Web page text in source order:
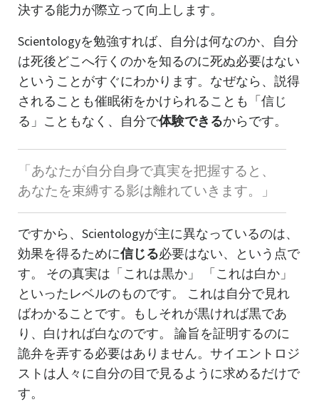
決する能力が際立って向上します。
Scientologyを勉強すれば、自分は何なのか、自分
は死後どこへ行くのかを知るのに死ぬ必要はない
ということがすぐにわかります。なぜなら、説得
されることも催眠術をかけられることも「信じ
る」こともなく、自分で体験できるからです。
「 あなたが自分自身で真実を把握すると、
あなたを束縛する影は離れていきます。
」
ですから、Scientologyが主に異なっているのは、
効果を得るために信じる必要はない、という点で
す。 その真実は「これは黒か」 「これは白か」
といったレベルのものです。 これは自分で見れ
ばわかることです。もしそれが黒ければ黒であ
り、白ければ白なのです。 論旨を証明するのに
詭弁を弄する必要はありません。サイエントロジ
ストは人々に自分の目で見るように求めるだけで
す。